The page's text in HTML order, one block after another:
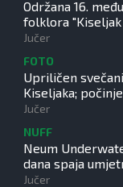
Održana 16.
folklora
Jučer
FOTO
Upriličen
Kiseljaka;
Jučer
NUFF
Neum
dana spaja
Jučer